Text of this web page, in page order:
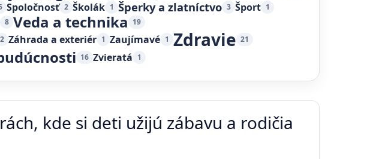
Spoločnosť 2 Školák 1 Šperky a zlatníctvo 3 Šport 1
8 Veda a technika 19
2 Záhrada a exteriér 1 Zaujímavé 1 Zdravie 21
16 Zvieratá 1
kde si deti užijú zábavu a rodičia